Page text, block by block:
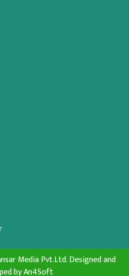
Media Pvt.Ltd. Designed and
byAn4Soft